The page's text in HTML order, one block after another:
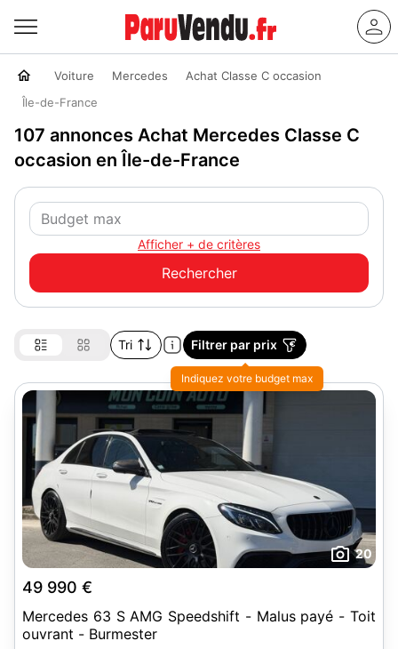
Voiture Mercedes
Achat Classe C occasion
Île-de-France
107 annonces Achat Mercedes Classe C
occasion en Île-de-France
Afficher + de critères
Tri Filtrer par prix
20
49 990 €
Mercedes 63 S AMG Speedshift - Malus payé - Toit
ouvrant - Burmester